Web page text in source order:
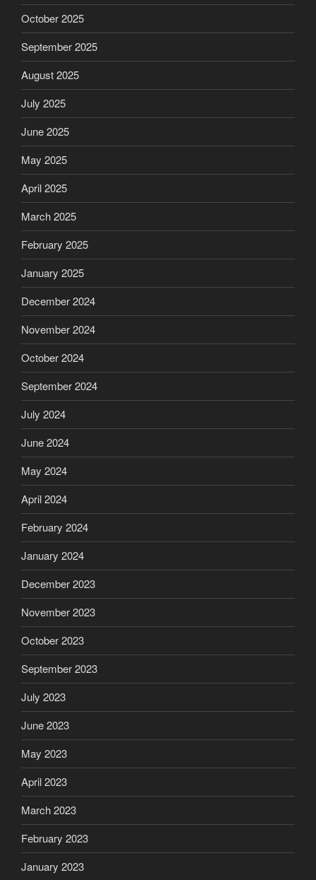
October 2025
September 2025
August 2025
July 2025
June 2025
May 2025
April 2025
March 2025
February 2025
January 2025
December 2024
November 2024
October 2024
September 2024
July 2024
June 2024
May 2024
April 2024
February 2024
January 2024
December 2023
November 2023
October 2023
September 2023
July 2023
June 2023
May 2023
April 2023
March 2023
February 2023
January 2023